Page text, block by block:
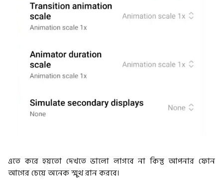
এতে করে হয়তো দেখতে ভালো লাগবে না কিন্তু আপনার ফোন
আগের চেয়ে অনেক স্মুথ রান করবে।